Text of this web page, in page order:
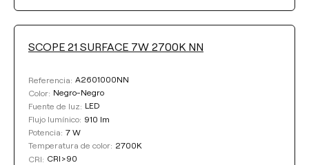
COLOR
Limpiar filtros
SCOPE 21 SURFACE 7W 2700K NN
Referencia: A2601000NN
Color: Negro-Negro
Fuente de luz: LED
Flujo lumínico: 910 lm
Potencia: 7 W
Temperatura de color: 2700K
CRI: CRI>90